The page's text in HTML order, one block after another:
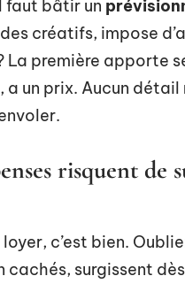
faut bâtir un
créatifs, impose
La première apporte
un prix. Aucun
risquent de
c’est bien.
surgissent